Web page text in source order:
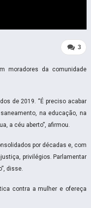
3
moradores da comunidade
de 2019. “É preciso acabar
na educação, na
a céu aberto”, afirmou.
por décadas e, com
privilégios. Parlamentar
disse.
contra a mulher e ofereça